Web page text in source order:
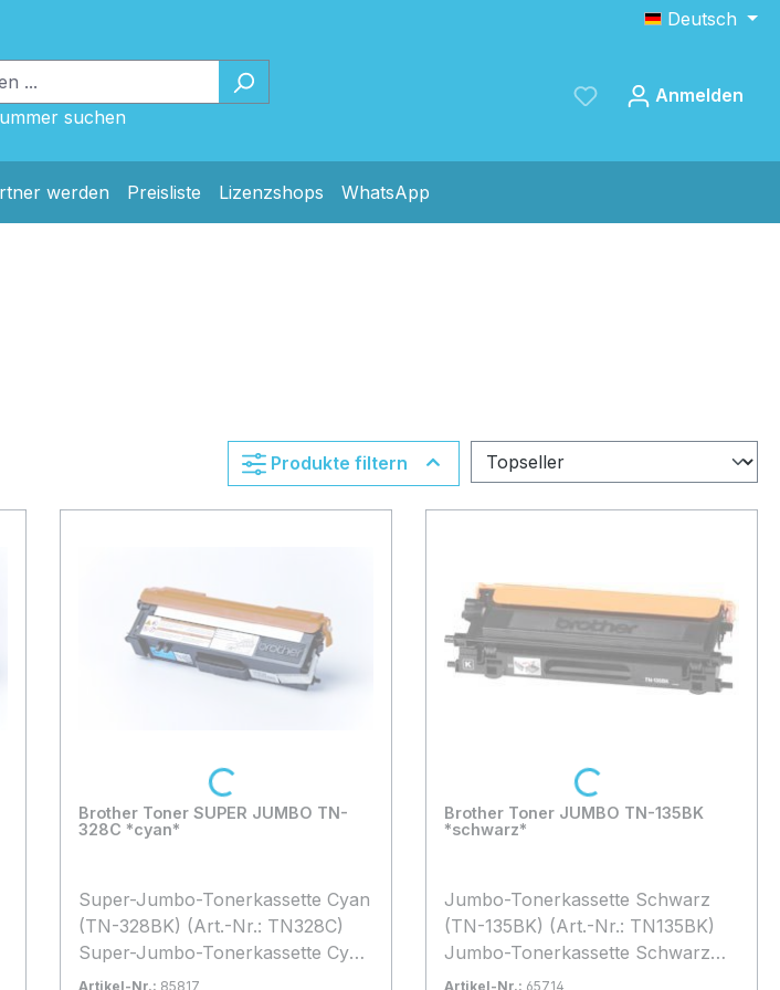
Deutsch
suchen
Anmelden
werden Preisliste Lizenzshops WhatsApp
Produkte filtern
Brother Toner SUPER JUMBO TN-
328C *cyan*
Super-Jumbo-Tonerkassette Cyan
(TN-328BK) (Art.-Nr.: TN328C)
Super-Jumbo-Tonerkassette Cyan
TN-328C (6.000 Seiten nach
Artikel-Nr.: 85817
Loading...
Brother Toner JUMBO TN-135BK
*schwarz*
Jumbo-Tonerkassette Schwarz
(TN-135BK) (Art.-Nr.: TN135BK)
Jumbo-Tonerkassette Schwarz
TN-135BK (5.000 Seiten bei 5%
Artikel-Nr.: 65714
Loading...